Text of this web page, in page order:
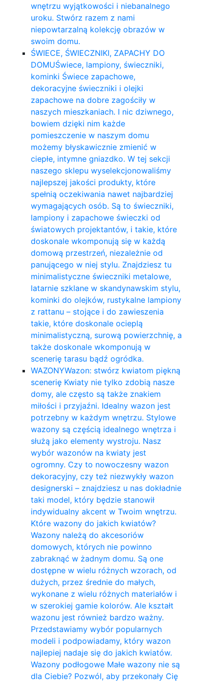
wnętrzu wyjątkowości i niebanalnego
uroku. Stwórz razem z nami
niepowtarzalną kolekcję obrazów w
swoim domu.
ŚWIECE, ŚWIECZNIKI, ZAPACHY DO
DOMUŚwiece, lampiony, świeczniki,
kominki Świece zapachowe,
dekoracyjne świeczniki i olejki
zapachowe na dobre zagościły w
naszych mieszkaniach. I nic dziwnego,
bowiem dzięki nim każde
pomieszczenie w naszym domu
możemy błyskawicznie zmienić w
ciepłe, intymne gniazdko. W tej sekcji
naszego sklepu wyselekcjonowaliśmy
najlepszej jakości produkty, które
spełnią oczekiwania nawet najbardziej
wymagających osób. Są to świeczniki,
lampiony i zapachowe świeczki od
światowych projektantów, i takie, które
doskonale wkomponują się w każdą
domową przestrzeń, niezależnie od
panującego w niej stylu. Znajdziesz tu
minimalistyczne świeczniki metalowe,
latarnie szklane w skandynawskim stylu,
kominki do olejków, rustykalne lampiony
z rattanu – stojące i do zawieszenia
takie, które doskonale ocieplą
minimalistyczną, surową powierzchnię, a
także doskonale wkomponują w
scenerię tarasu bądź ogródka.
WAZONYWazon: stwórz kwiatom piękną
scenerię Kwiaty nie tylko zdobią nasze
domy, ale często są także znakiem
miłości i przyjaźni. Idealny wazon jest
potrzebny w każdym wnętrzu. Stylowe
wazony są częścią idealnego wnętrza i
służą jako elementy wystroju. Nasz
wybór wazonów na kwiaty jest
ogromny. Czy to nowoczesny wazon
dekoracyjny, czy też niezwykły wazon
designerski – znajdziesz u nas dokładnie
taki model, który będzie stanowił
indywidualny akcent w Twoim wnętrzu.
Które wazony do jakich kwiatów?
Wazony należą do akcesoriów
domowych, których nie powinno
zabraknąć w żadnym domu. Są one
dostępne w wielu różnych wzorach, od
dużych, przez średnie do małych,
wykonane z wielu różnych materiałów i
w szerokiej gamie kolorów. Ale kształt
wazonu jest również bardzo ważny.
Przedstawiamy wybór popularnych
modeli i podpowiadamy, który wazon
najlepiej nadaje się do jakich kwiatów.
Wazony podłogowe Małe wazony nie są
dla Ciebie? Pozwól, aby przekonały Cię